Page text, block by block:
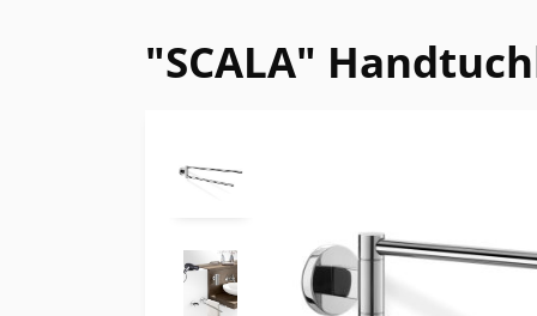
"SCALA"